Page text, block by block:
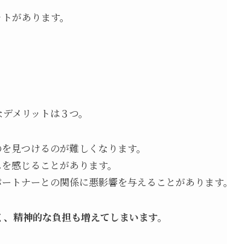
があります。
メリットは３つ。
見つけるのが難しくなります。
感じることがあります。
トナーとの関係に悪影響を与えることがあります。
精神的な負担も増えてしまいます。